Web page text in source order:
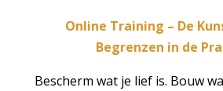
Online Training – De
Begrenzen in de
Bescherm wat je lief is. Bouw